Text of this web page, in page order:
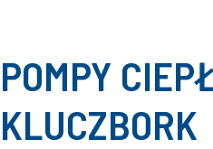
POMPY
KLUCZBORK